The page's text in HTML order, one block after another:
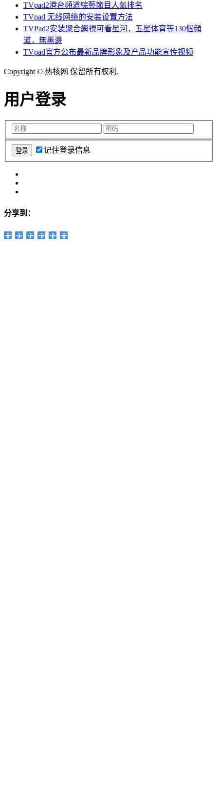
TVpad2港台頻道綜藝節目人氣排名
TVpad 无线网络的安装设置方法
TVPad2安装聚合網視可看星河，五星体育等130個頻
道，無黑邊
TVpad官方公布最新品牌形象及产品功能宣传视频
Copyright © 热核网 保留所有权利.
用户登录
记住登录信息
分享到：